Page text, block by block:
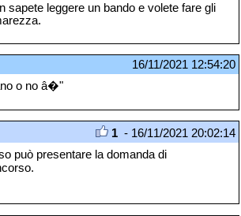
sapete leggere un bando e volete fare gli
16/11/2021 12:54:20
o no â�"
1 - 16/11/2021 20:02:14
può presentare la domanda di